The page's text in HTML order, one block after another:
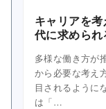
キャリアを
代に求めら
多様な働き方が
から必要な考え
目されるように
は「…